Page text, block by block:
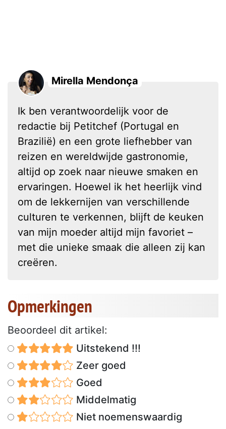
Mirella Mendonça
Ik ben verantwoordelijk voor de
redactie bij Petitchef (Portugal en
Brazilië) en een grote liefhebber van
reizen en wereldwijde gastronomie,
altijd op zoek naar nieuwe smaken en
ervaringen. Hoewel ik het heerlijk vind
om de lekkernijen van verschillende
culturen te verkennen, blijft de keuken
van mijn moeder altijd mijn favoriet –
met die unieke smaak die alleen zij kan
creëren.
Opmerkingen
Beoordeel dit artikel:
Uitstekend !!!
Zeer goed
Goed
Middelmatig
Niet noemenswaardig